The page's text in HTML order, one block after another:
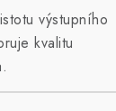
výstupního
kvalitu